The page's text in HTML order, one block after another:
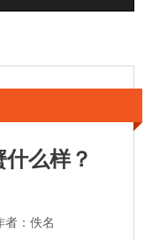
么样？
：佚名